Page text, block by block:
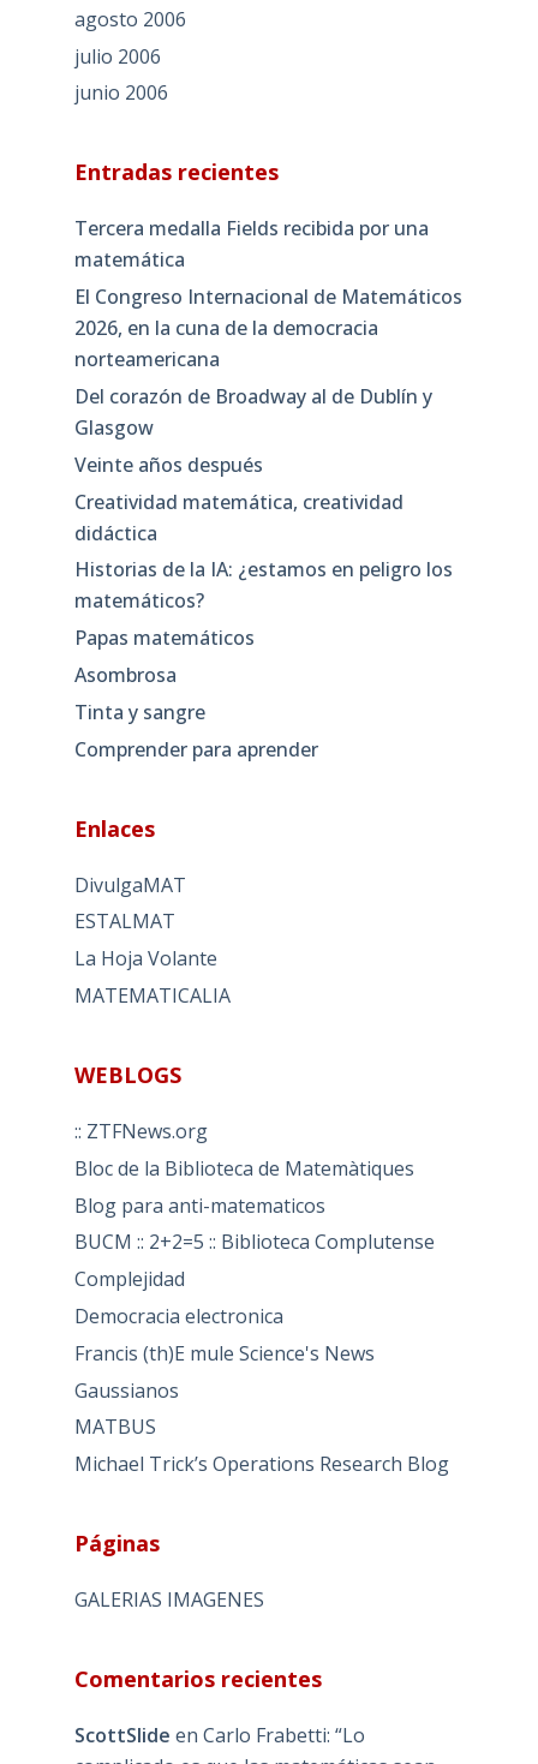
agosto 2006
julio 2006
junio 2006
Entradas recientes
Tercera medalla Fields recibida por una
matemática
El Congreso Internacional de Matemáticos
2026, en la cuna de la democracia
norteamericana
Del corazón de Broadway al de Dublín y
Glasgow
Veinte años después
Creatividad matemática, creatividad
didáctica
Historias de la IA: ¿estamos en peligro los
matemáticos?
Papas matemáticos
Asombrosa
Tinta y sangre
Comprender para aprender
Enlaces
DivulgaMAT
ESTALMAT
La Hoja Volante
MATEMATICALIA
WEBLOGS
:: ZTFNews.org
Bloc de la Biblioteca de Matemàtiques
Blog para anti-matematicos
BUCM :: 2+2=5 :: Biblioteca Complutense
Complejidad
Democracia electronica
Francis (th)E mule Science's News
Gaussianos
MATBUS
Michael Trick’s Operations Research Blog
Páginas
GALERIAS IMAGENES
Comentarios recientes
ScottSlide en Carlo Frabetti: “Lo